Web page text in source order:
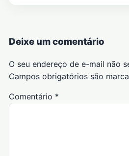
Deixe um comentário
O seu endereço de e-mail não
Campos obrigatórios são
Comentário *